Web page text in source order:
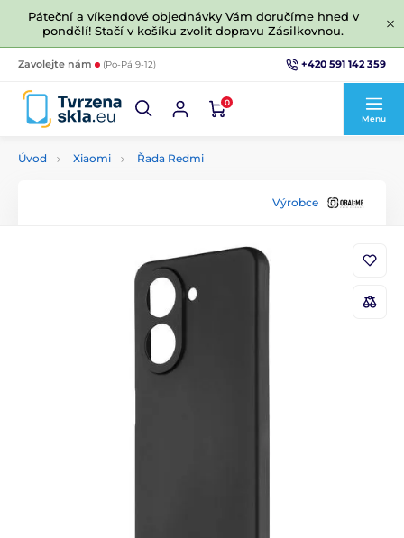
Páteční a víkendové objednávky Vám doručíme hned v
pondělí! Stačí v košíku zvolit dopravu Zásilkovnou.
Zavolejte nám (Po-Pá 9-12) +420 591 142 359
0
Menu
Úvod Xiaomi Řada Redmi
Výrobce